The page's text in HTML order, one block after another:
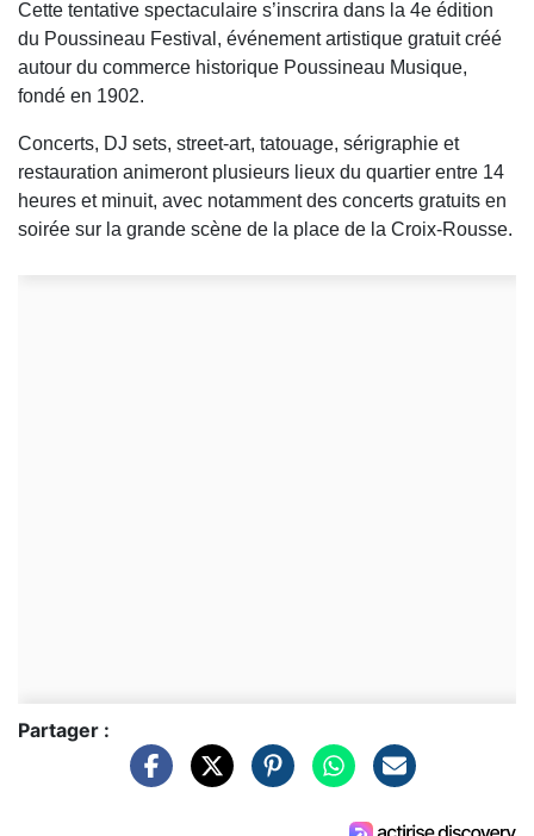
Cette tentative spectaculaire s’inscrira dans la 4e édition
du Poussineau Festival, événement artistique gratuit créé
autour du commerce historique Poussineau Musique,
fondé en 1902.
Concerts, DJ sets, street-art, tatouage, sérigraphie et
restauration animeront plusieurs lieux du quartier entre 14
heures et minuit, avec notamment des concerts gratuits en
soirée sur la grande scène de la place de la Croix-Rousse.
Partager :